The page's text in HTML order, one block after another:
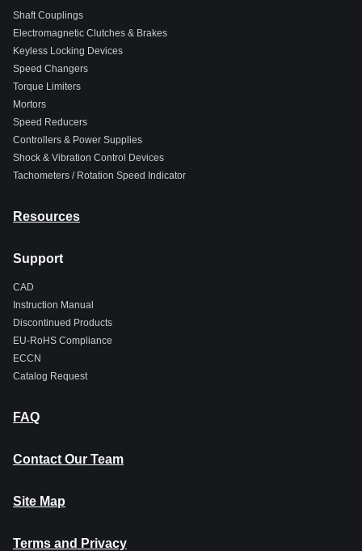
Shaft Couplings
Electromagnetic Clutches & Brakes
Keyless Locking Devices
Speed Changers
Torque Limiters
Mortors
Speed Reducers
Controllers & Power Supplies
Shock & Vibration Control Devices
Tachometers / Rotation Speed Indicator
Resources
Support
CAD
Instruction Manual
Discontinued Products
EU-RoHS Compliance
ECCN
Catalog Request
FAQ
Contact Our Team
Site Map
Terms and Privacy